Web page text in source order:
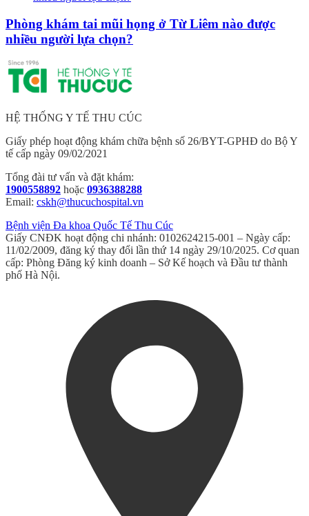
Phòng khám tai mũi họng ở Từ Liêm nào được
nhiều người lựa chọn?
HỆ THỐNG Y TẾ THU CÚC
Giấy phép hoạt động khám chữa bệnh số 26/BYT-GPHĐ do Bộ Y
tế cấp ngày 09/02/2021
Tổng đài tư vấn và đặt khám:
1900558892 hoặc 0936388288
Email: cskh@thucuchospital.vn
Bệnh viện Đa khoa Quốc Tế Thu Cúc
Giấy CNĐK hoạt động chi nhánh: 0102624215-001 – Ngày cấp:
11/02/2009, đăng ký thay đổi lần thứ 14 ngày 29/10/2025. Cơ quan
cấp: Phòng Đăng ký kinh doanh – Sở Kế hoạch và Đầu tư thành
phố Hà Nội.